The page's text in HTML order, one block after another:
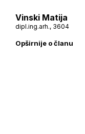
Vinski Matija
dipl.ing.arh., 3604
Opširnije o članu